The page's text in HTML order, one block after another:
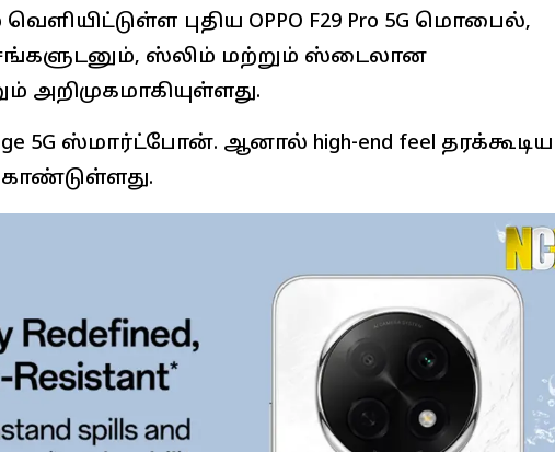
வெளியிட்டுள்ள புதிய OPPO F29 Pro 5G மொபைல்,
ஸ்லிம் மற்றும் ஸ்டைலான
அறிமுகமாகியுள்ளது.
5G ஸ்மார்ட்போன். ஆனால் high-end feel தரக்கூடிய